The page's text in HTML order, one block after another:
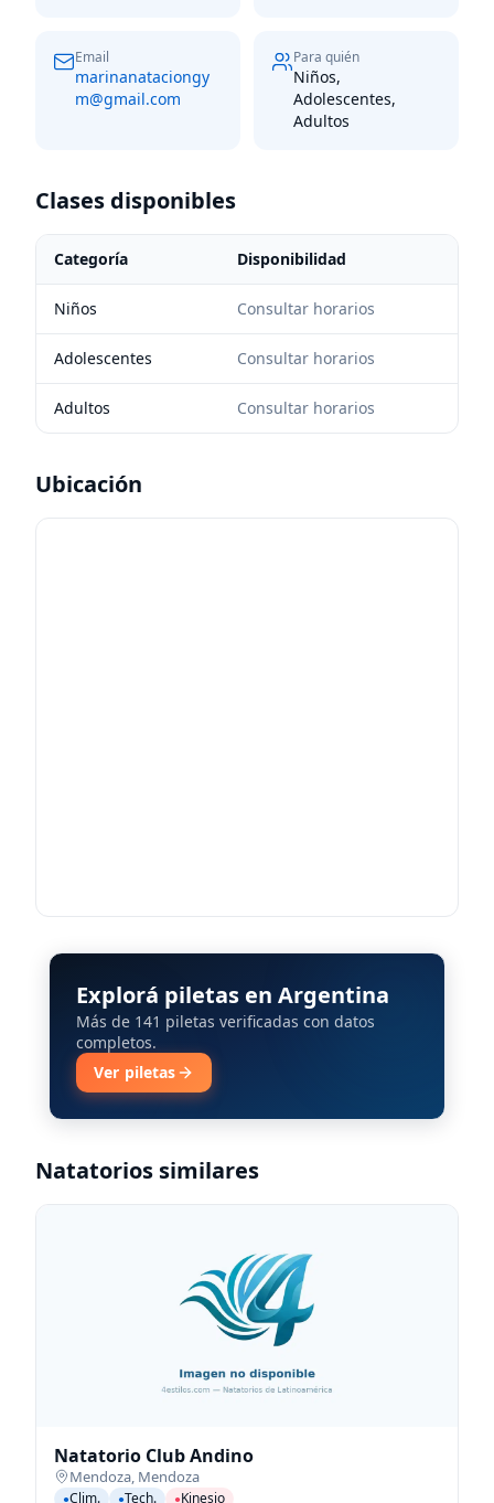
Email
marinanataciongy
m@gmail.com
Para quién
Niños,
Adolescentes,
Adultos
Clases disponibles
Categoría Disponibilidad
Niños Consultar horarios
Adolescentes Consultar horarios
Adultos Consultar horarios
Ubicación
Explorá piletas en Argentina
Más de 141 piletas verificadas con datos
completos.
Ver piletas
Natatorios similares
Natatorio Club Andino
Mendoza Mendoza
●Clim. ●Tech. ●Kinesio